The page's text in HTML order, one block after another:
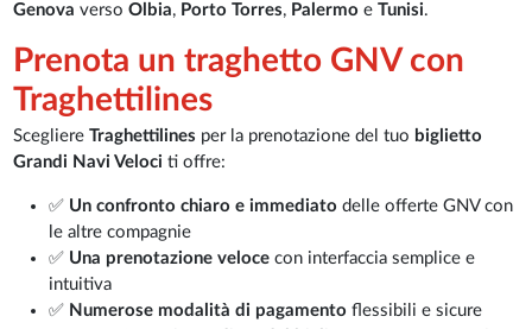
Genova versoOlbia, Porto Torres, Palermo eTunisi.
Prenota un traghetto GNV con
Traghettilines
ScegliereTraghettilines per la prenotazione del tuo biglietto
Grandi Navi Veloci ti offre:
✅ Un confronto chiaro e immediato delle offerte GNV con
le altre compagnie
✅ Una prenotazione veloce con interfaccia semplice e
intuitiva
✅ Numerose modalità di pagamento flessibili e sicure